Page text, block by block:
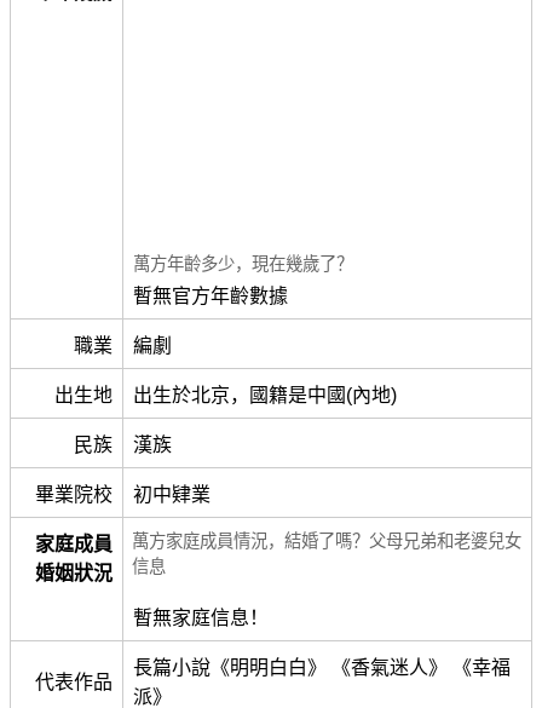
萬方年齡多少，現在幾歲了？
暫無官方年齡數據
職業 編劇
出生地 出生於北京，國籍是中國(內地)
民族 漢族
畢業院校 初中肄業
家庭成員
婚姻狀況
萬方家庭成員情況，結婚了嗎？父母兄弟和老婆兒女
信息
暫無家庭信息！
代表作品
長篇小說《明明白白》 《香氣迷人》 《幸福
派》